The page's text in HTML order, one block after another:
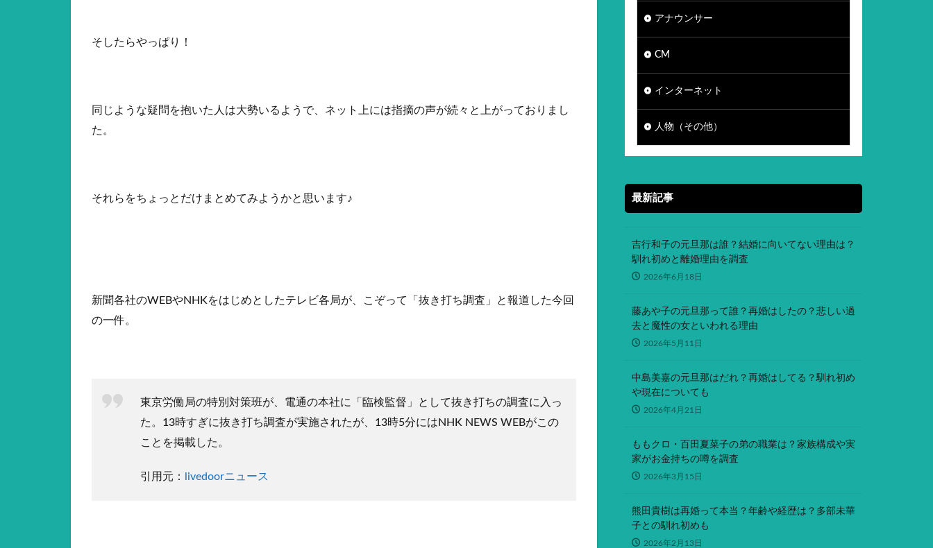
そしたらやっぱり！
同じような疑問を抱いた人は大勢いるようで、ネット上には指摘の声が続々と上がっておりまし
た。
それらをちょっとだけまとめてみようかと思います♪
新聞各社のWEBやNHKをはじめとしたテレビ各局が、こぞって「抜き打ち調査」と報道した今回
の一件。
東京労働局の特別対策班が、電通の本社に「臨検監督」として抜き打ちの調査に入っ
た。13時すぎに抜き打ち調査が実施されたが、13時5分にはNHK NEWS WEBがこの
ことを掲載した。
引用元： livedoorニュース
アナウンサー
CM
インターネット
人物（その他）
最新記事
吉行和子の元旦那は誰？結婚に向いてない理由は？
馴れ初めと離婚理由を調査
2026年6月18日
藤あや子の元旦那って誰？再婚はしたの？悲しい過
去と魔性の女といわれる理由
2026年5月11日
中島美嘉の元旦那はだれ？再婚はしてる？馴れ初め
や現在についても
2026年4月21日
ももクロ・百田夏菜子の弟の職業は？家族構成や実
家がお金持ちの噂を調査
2026年3月15日
熊田貴樹は再婚って本当？年齢や経歴は？多部未華
子との馴れ初めも
2026年2月13日